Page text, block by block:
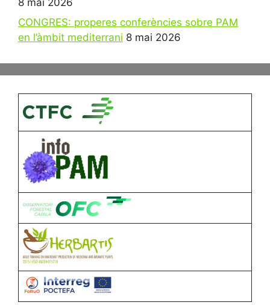
CONGRES: properes conferències sobre PAM
en l’àmbit mediterrani 8 mai 2026